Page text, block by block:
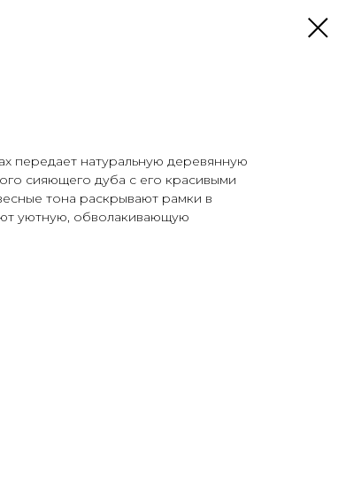
передает натуральную деревянную
сияющего дуба с его красивыми
тона раскрывают рамки в
уютную, обволакивающую